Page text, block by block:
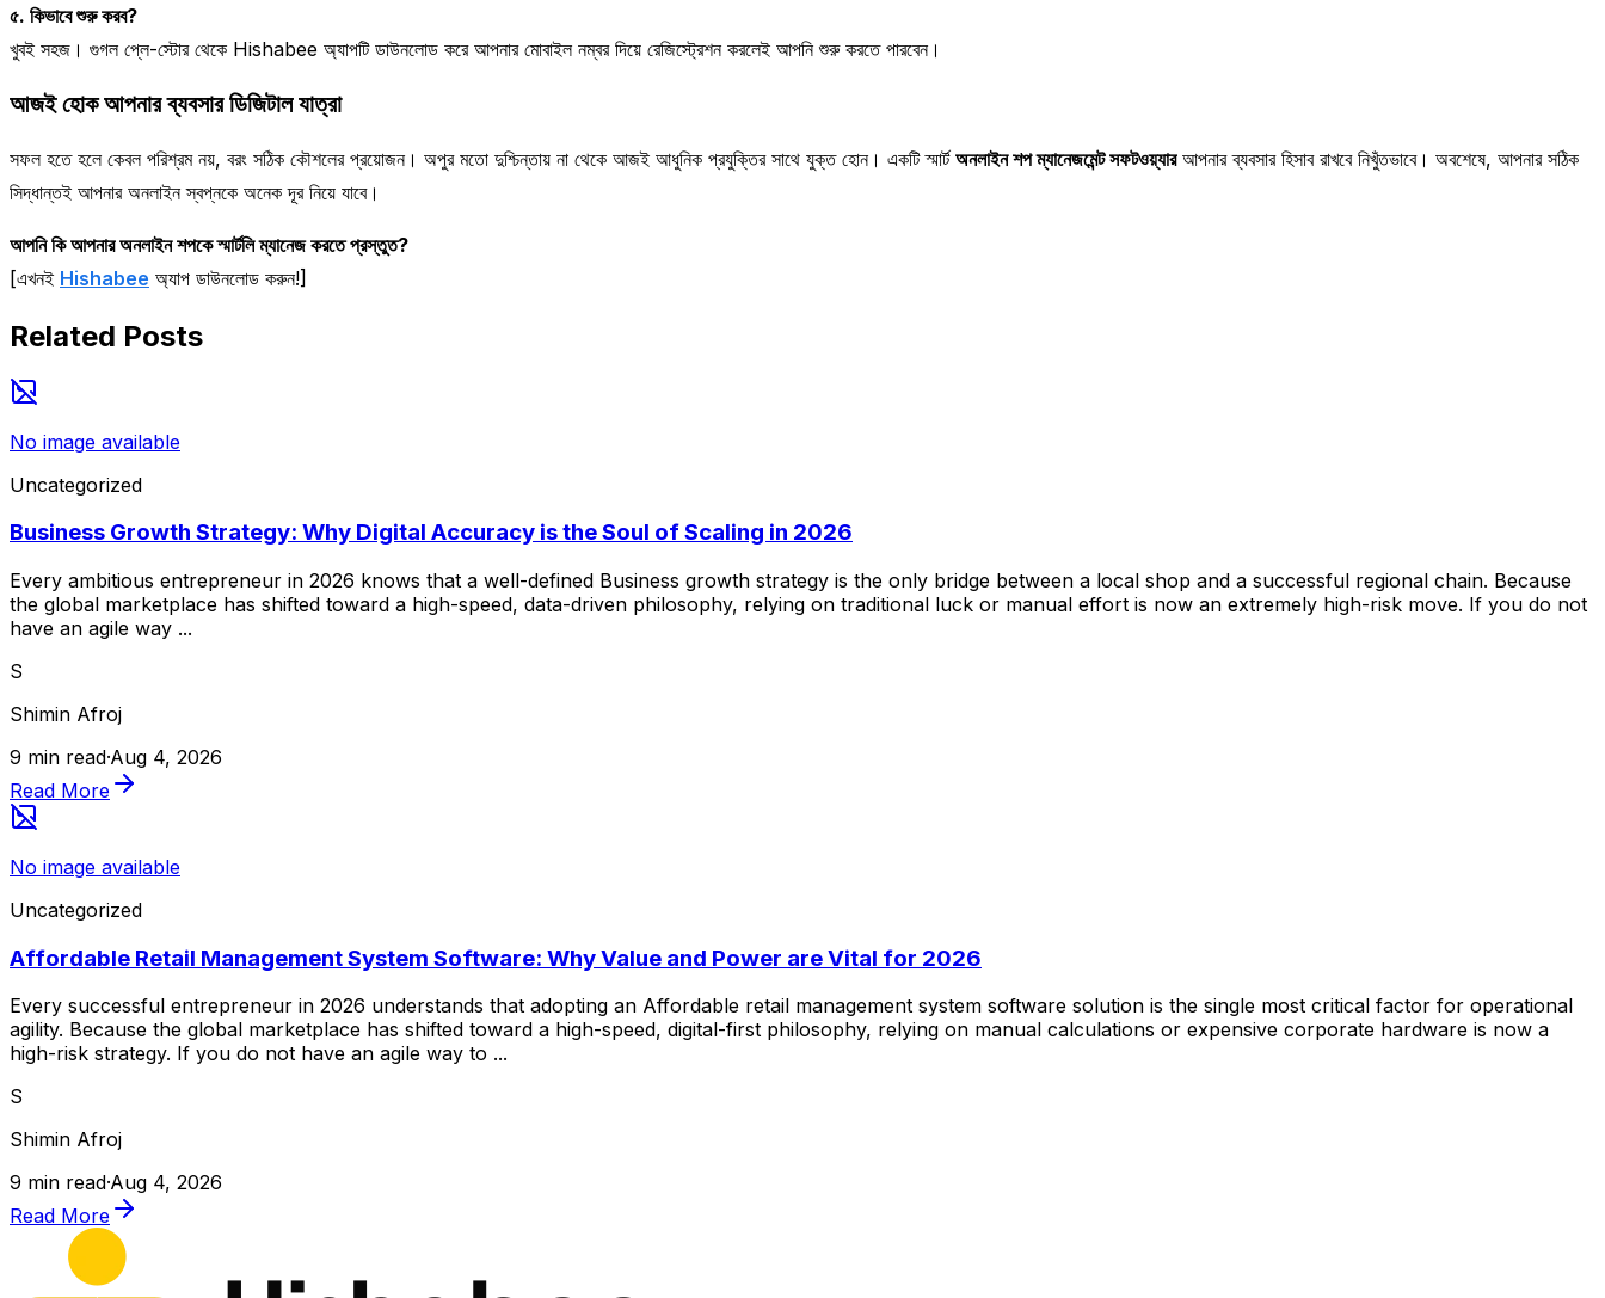
৫. কিভাবে শুরু করব?
খুবই সহজ। গুগল প্লে-স্টোর থেকে Hishabee অ্যাপটি ডাউনলোড করে আপনার মোবাইল নম্বর দিয়ে রেজিস্ট্রেশন করলেই আপনি শুরু করতে পারবেন।
আজই হোক আপনার ব্যবসার ডিজিটাল যাত্রা
সফল হতে হলে কেবল পরিশ্রম নয়, বরং সঠিক কৌশলের প্রয়োজন। অপুর মতো দুশ্চিন্তায় না থেকে আজই আধুনিক প্রযুক্তির সাথে যুক্ত হোন। একটি স্মার্ট অনলাইন শপ ম্যানেজমেন্ট সফটওয়্যারআপনার ব্যবসার হিসাব রাখবে নিখুঁতভাবে। অবশেষে, আপনার সঠিক
সিদ্ধান্তই আপনার অনলাইন স্বপ্নকে অনেক দূর নিয়ে যাবে।
আপনি কি আপনার অনলাইন শপকে স্মার্টলি ম্যানেজ করতে প্রস্তুত?
[এখনই Hishabee অ্যাপ ডাউনলোড করুন!]
Related Posts
No image available
Uncategorized
Business Growth Strategy: Why Digital Accuracy is the Soul of Scaling in 2026
Every ambitious entrepreneur in 2026 knows that a well-defined Business growth strategy is the only bridge between a local shop and a successful regional chain. Because
the global marketplace has shifted toward a high-speed, data-driven philosophy, relying on traditional luck or manual effort is now an extremely high-risk move. If you do not
have an agile way ...
S
Shimin Afroj
9 min read·Aug 4, 2026
Read More
No image available
Uncategorized
Affordable Retail Management System Software: Why Value and Power are Vital for 2026
Every successful entrepreneur in 2026 understands that adopting an Affordable retail management system software solution is the single most critical factor for operational
agility. Because the global marketplace has shifted toward a high-speed, digital-first philosophy, relying on manual calculations or expensive corporate hardware is now a
high-risk strategy. If you do not have an agile way to ...
S
Shimin Afroj
9 min read·Aug 4, 2026
Read More